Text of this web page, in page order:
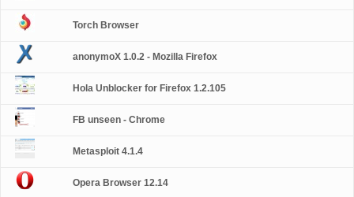
Torch Browser
anonymoX 1.0.2 - Mozilla Firefox
Hola Unblocker for Firefox 1.2.105
FB unseen - Chrome
Metasploit 4.1.4
Opera Browser 12.14